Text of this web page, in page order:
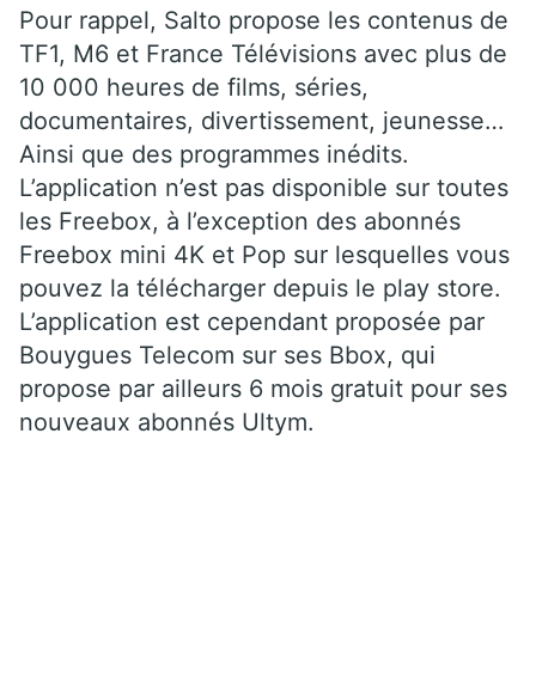
Pour rappel, Salto propose les contenus de
TF1, M6 et France Télévisions avec plus de
10 000 heures de films, séries,
documentaires, divertissement, jeunesse…
Ainsi que des programmes inédits.
L’application n’est pas disponible sur toutes
les Freebox, à l’exception des abonnés
Freebox mini 4K et Pop sur lesquelles vous
pouvez la télécharger depuis le play store.
L’application est cependant proposée par
Bouygues Telecom sur ses Bbox, qui
propose par ailleurs 6 mois gratuit pour ses
nouveaux abonnés Ultym.